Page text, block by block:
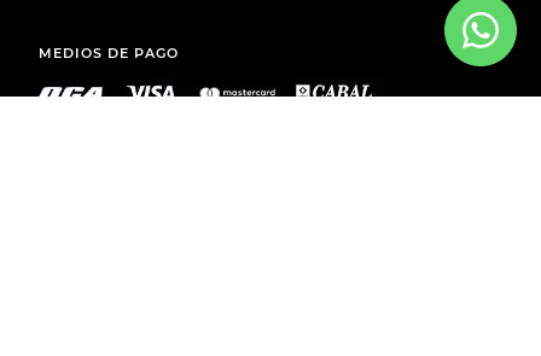
MEDIOS DE PAGO